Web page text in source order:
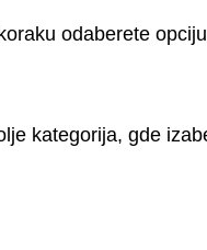
odaberete opciju
kategorija, gde